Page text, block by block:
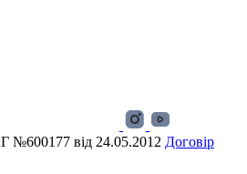
№600177 від 24.05.2012 Договір